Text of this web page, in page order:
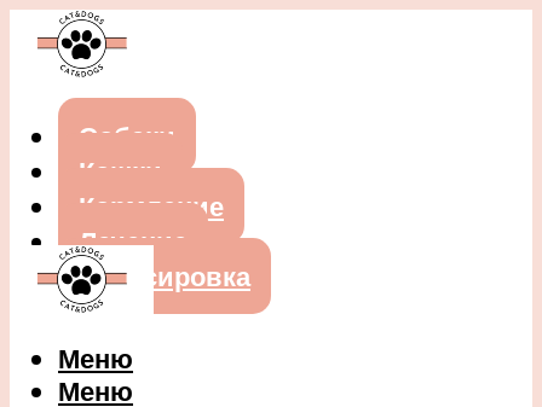
Собаки
Кошки
Кормление
Лечение
Дрессировка
Меню
Меню